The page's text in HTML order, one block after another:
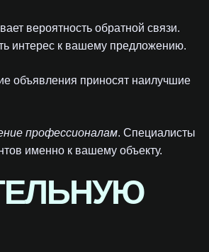
вероятность обратной связи.
интерес к вашему предложению.
объявления приносят наилучшие
профессионалам. Специалисты
именно к вашему объекту.